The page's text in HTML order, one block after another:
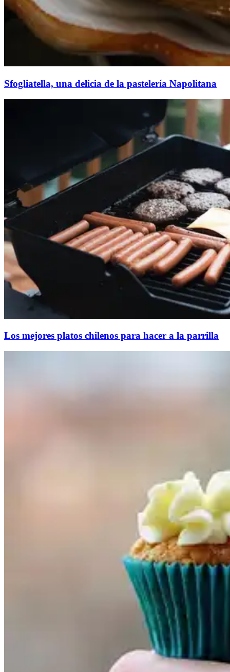
Sfogliatella, una delicia de la pastelería Napolitana
Los mejores platos chilenos para hacer a la parrilla